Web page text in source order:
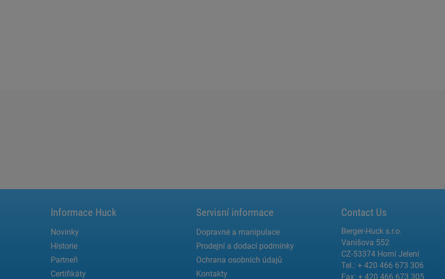
Informace Huck
Novinky
Historie
Partneři
Certifikáty
Servisní informace
Dopravné a manipulace
Prodejní a dodací podmínky
Ochrana osobních údajů
Kontakty
Contact Us
Berger-Huck s.r.o.
Vanišova 552
CZ-53374 Horní Jelení
Tel.: + 420 466 673 306
Fax: + 420 466 673 305